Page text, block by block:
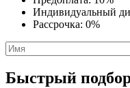
Индивидуальный
Рассрочка: 0%
Быстрый